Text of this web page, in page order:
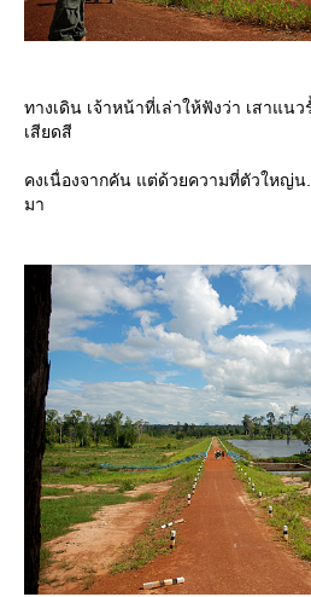
ทางเดิน เจ้าหน้าที่เล่าให้ฟังว่า เสาแน
เสียดสี
คงเนื่องจากคัน แต่ด้วยความที่ตัวใหญ่น
มา